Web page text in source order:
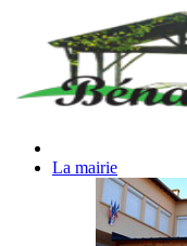
La mairie